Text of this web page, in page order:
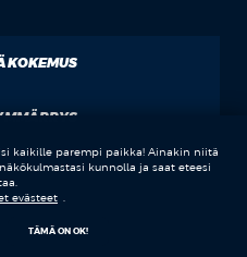
kaikille parempi paikka! Ainakin niitä
kunnolla ja saat eteesi
evästeet
TÄMÄ ON OK!